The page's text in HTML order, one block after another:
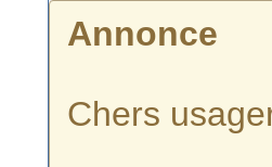
Annonce
Chers